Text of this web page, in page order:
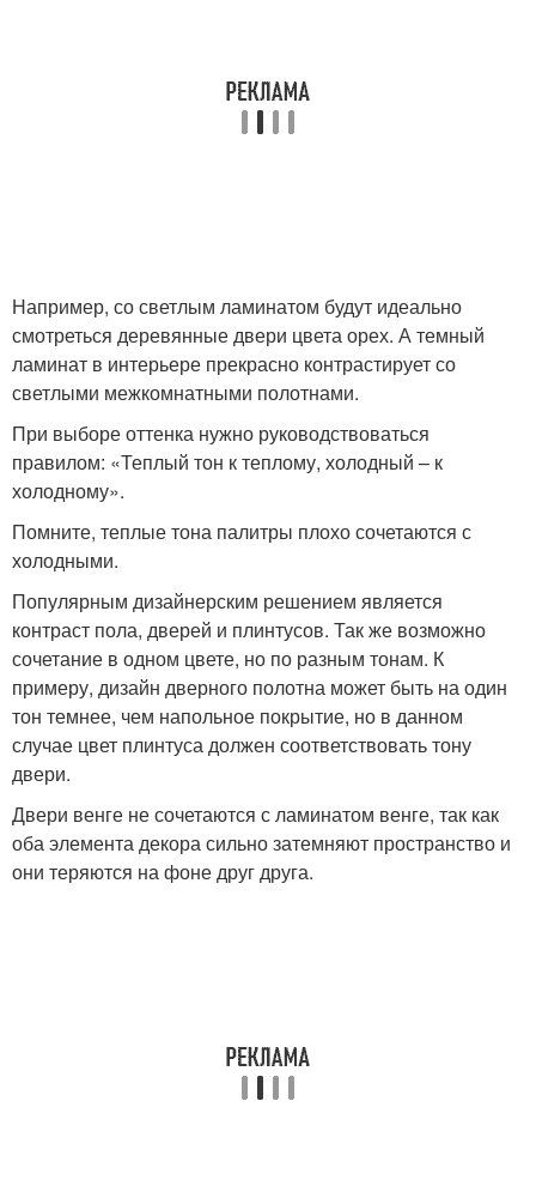
Например, со светлым ламинатом будут идеально
смотреться деревянные двери цвета орех. А темный
ламинат в интерьере прекрасно контрастирует со
светлыми межкомнатными полотнами.
При выборе оттенка нужно руководствоваться
правилом: «Теплый тон к теплому, холодный – к
холодному».
Помните, теплые тона палитры плохо сочетаются с
холодными.
Популярным дизайнерским решением является
контраст пола, дверей и плинтусов. Так же возможно
сочетание в одном цвете, но по разным тонам. К
примеру, дизайн дверного полотна может быть на один
тон темнее, чем напольное покрытие, но в данном
случае цвет плинтуса должен соответствовать тону
двери.
Двери венге не сочетаются с ламинатом венге, так как
оба элемента декора сильно затемняют пространство и
они теряются на фоне друг друга.